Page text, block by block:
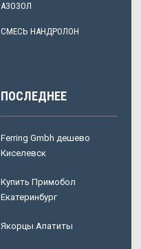
АЗОЗОЛ
СМЕСЬ НАНДРОЛОН
ПОСЛЕДНЕЕ
Ferring Gmbh дешево
Киселевск
Купить Примобол
Екатеринбург
Якорцы Апатиты